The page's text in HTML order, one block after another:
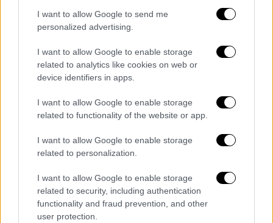
I want to allow Google to send me
personalized advertising.
I want to allow Google to enable storage
related to analytics like cookies on web or
device identifiers in apps.
I want to allow Google to enable storage
related to functionality of the website or app.
I want to allow Google to enable storage
related to personalization.
I want to allow Google to enable storage
related to security, including authentication
functionality and fraud prevention, and other
user protection.
Μονοπρόσωπο νοικοκυριό 1400
κιλοβατώρες
μονογονεϊκή οικογένεια με ένα ανήλικο
μέλος 1600 κιλοβατώρες
ανήλικο μέλος ή μονογονεϊκή
οικογένεια με δύο ανήλικα μέλη 1700
κιλοβατώρες
Νοικοκυριό με τρία ενήλικα μέλη ή δύο
μονογονεϊκή οικογένεια με τρία ανήλικα
μέλη 1800 κιλοβατώρες
Νοικοκυριό με τρία ενήλικα και ένα